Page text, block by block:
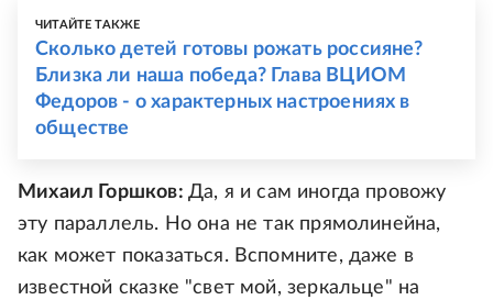
ЧИТАЙТЕ ТАКЖЕ
Сколько детей готовы рожать россияне?
Близка ли наша победа? Глава ВЦИОМ
Федоров - о характерных настроениях в
обществе
Михаил Горшков: Да, я и сам иногда провожу
эту параллель. Но она не так прямолинейна,
как может показаться. Вспомните, даже в
известной сказке "свет мой, зеркальце" на